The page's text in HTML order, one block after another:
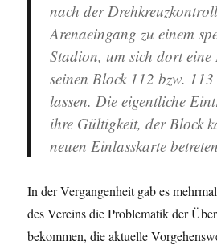
nach der
Arenaeingang zu einem
Stadion, um sich dort
seinen Block 112 bzw.
lassen. Die eigentliche
ihre Gültigkeit, der Block
neuen Einlasskarte
In der Vergangenheit gab es
des Vereins die Problematik der
bekommen, die aktuelle